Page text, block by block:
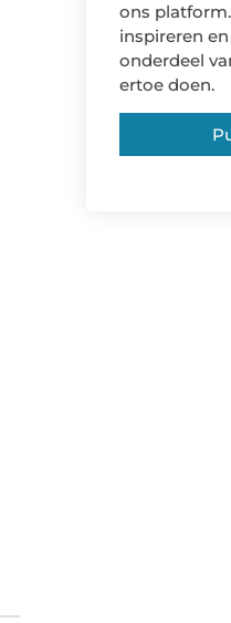
ons
inspireren
onderdeel
ertoe doen.